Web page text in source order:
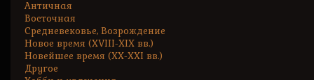
Античная
Восточная
Средневековье, Возрождение
Новое время (XVIII-XIX вв.)
Новейшее время (XX-XXI вв.)
Другое